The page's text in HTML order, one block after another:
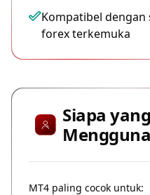
Kompatibel
forex terkemuka
Siapa
MT4 paling cocok untuk: